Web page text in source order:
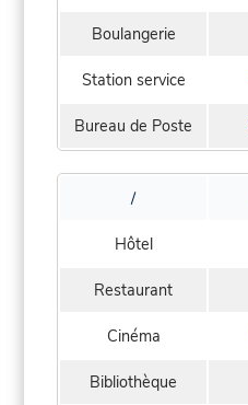
Boulangerie
Station service
Bureau de Poste
/
Hôtel
Restaurant
Cinéma
Bibliothèque